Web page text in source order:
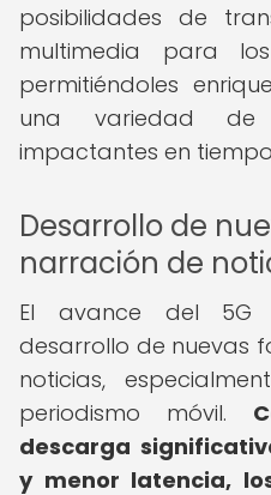
posibilidades de
multimedia para
permitiéndoles
una variedad de
impactantes en
Desarrollo de
narración de
El avance del 5G
desarrollo de nuevas
noticias,
periodismo móvil.
descarga
y menor latencia,